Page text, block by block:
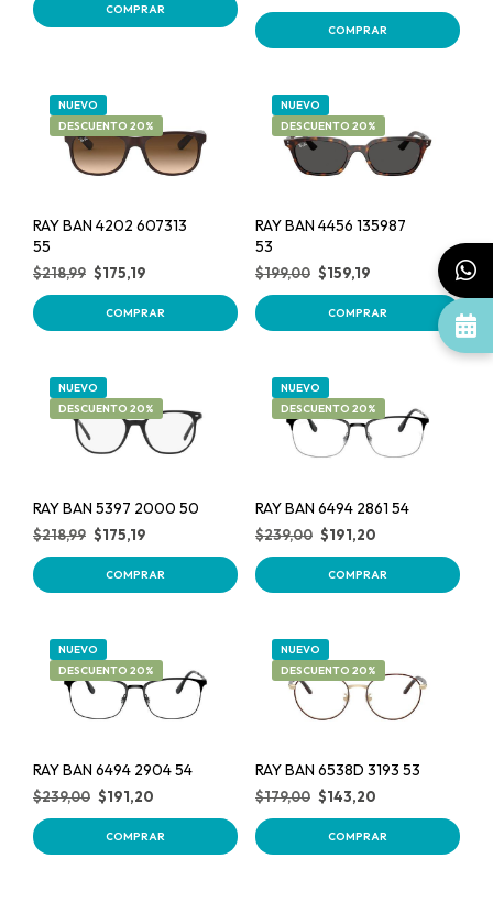
COMPRAR
COMPRAR
DESCUENTO 20%
NUEVO
RAY BAN 4202 607313
55
$218,99 $175,19
COMPRAR
DESCUENTO 20%
NUEVO
RAY BAN 4456 135987
53
$199,00 $159,19
COMPRAR
DESCUENTO 20%
NUEVO
RAY BAN 5397 2000 50
$218,99 $175,19
COMPRAR
DESCUENTO 20%
NUEVO
RAY BAN 6494 2861 54
$239,00 $191,20
COMPRAR
DESCUENTO 20%
NUEVO
RAY BAN 6494 2904 54
$239,00 $191,20
COMPRAR
DESCUENTO 20%
NUEVO
RAY BAN 6538D 3193 53
$179,00 $143,20
COMPRAR